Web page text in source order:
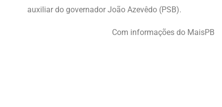
auxiliar do governador João Azevêdo (PSB).
Com informações do MaisPB